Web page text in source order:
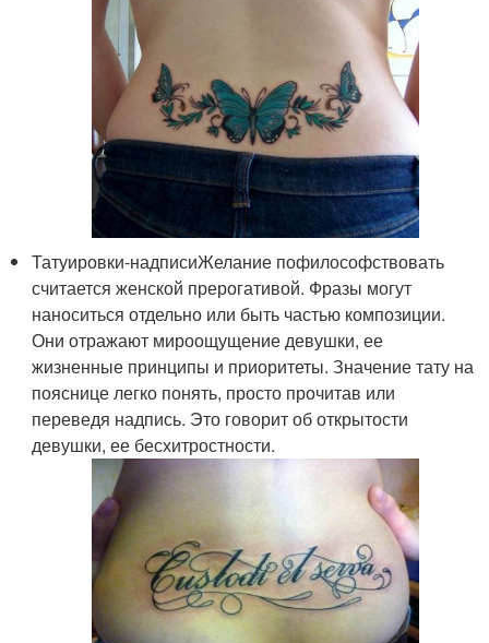
Татуировки-надписиЖелание пофилософствовать
считается женской прерогативой. Фразы могут
наноситься отдельно или быть частью композиции.
Они отражают мироощущение девушки, ее
жизненные принципы и приоритеты. Значение тату на
пояснице легко понять, просто прочитав или
переведя надпись. Это говорит об открытости
девушки, ее бесхитростности.